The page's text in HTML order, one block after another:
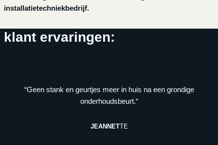
installatietechniekbedrijf.
klant ervaringen:
“Geen stank en geurtjes meer in huis na een grondige
onderhoudsbeurt.“
JEANNETTE